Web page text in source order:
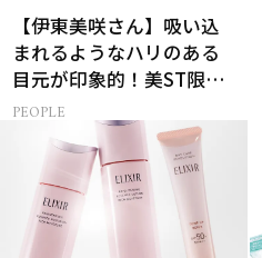
【伊東美咲さん】吸い込
まれるようなハリのある
目元が印象的！美ST限定
特別画像集
PEOPLE